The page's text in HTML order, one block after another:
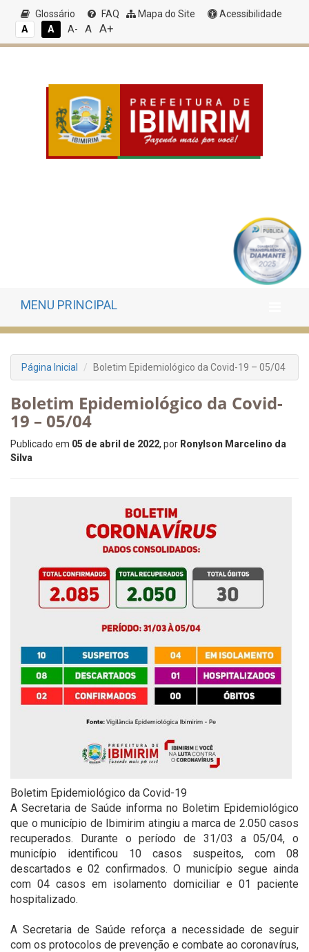
Glossário FAQ Mapa do Site
Acessibilidade
A
A A- A A+
MENU PRINCIPAL
Página Inicial Boletim Epidemiológico da Covid-19 – 05/04
Boletim Epidemiológico da Covid-
19 – 05/04
Publicado em 05 de abril de 2022, por Ronylson Marcelino da
Silva
Boletim Epidemiológico da Covid-19
A Secretaria de Saúde informa no Boletim Epidemiológico
que o município de Ibimirim atingiu a marca de 2.050 casos
recuperados. Durante o período de 31/03 a 05/04, o
município identificou 10 casos suspeitos, com 08
descartados e 02 confirmados. O município segue ainda
com 04 casos em isolamento domiciliar e 01 paciente
hospitalizado.
A Secretaria de Saúde reforça a necessidade de seguir
com os protocolos de prevenção e combate ao coronavírus,